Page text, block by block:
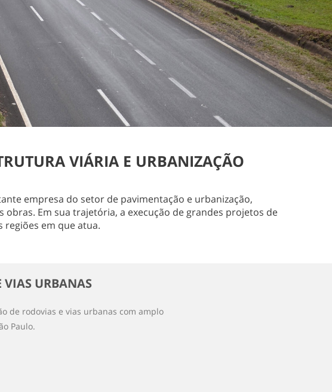
VIÁRIA E URBANIZAÇÃO
empresa do setor de pavimentação e urbanização,
Em sua trajetória, a execução de grandes projetos de
em que atua.
VIAS URBANAS
de rodovias e vias urbanas com amplo
Paulo.